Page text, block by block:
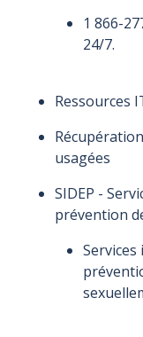
1 866-
24/7.
Ressources
usagées
SIDEP -
prévention